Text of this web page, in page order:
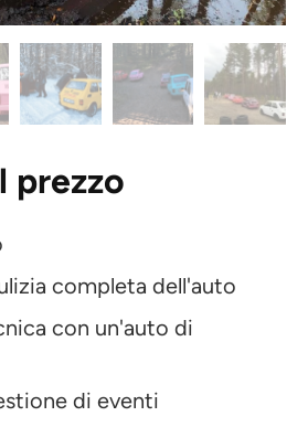
prezzo
completa dell'auto
con un'auto di
di eventi